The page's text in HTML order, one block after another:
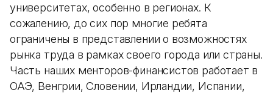
университетах, особенно в регионах. К
сожалению, до сих пор многие ребята
ограничены в представлении о возможностях
рынка труда в рамках своего города или страны.
Часть наших менторов-финансистов работает в
ОАЭ, Венгрии, Словении, Ирландии, Испании,